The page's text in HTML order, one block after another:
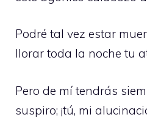
Podré tal vez estar
llorar toda la noche tu
Pero de mí tendrás
suspiro; ¡tú, mi